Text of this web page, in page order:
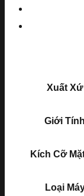
Xuất Xứ
Giới Tính
Kích Cỡ
Loại